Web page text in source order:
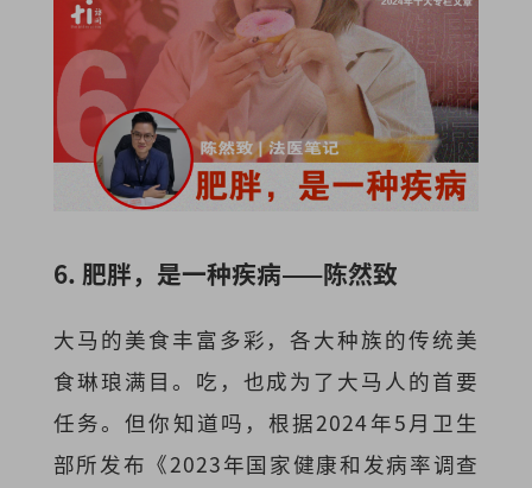
6. 肥胖，是一种疾病——陈然致
大马的美食丰富多彩，各大种族的传统美
食琳琅满目。吃，也成为了大马人的首要
任务。但你知道吗，根据2024年5月卫生
部所发布《2023年国家健康和发病率调查